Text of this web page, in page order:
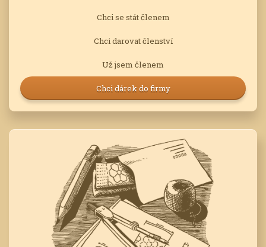
Chci se stát členem
Chci darovat členství
Už jsem členem
Chci dárek do firmy